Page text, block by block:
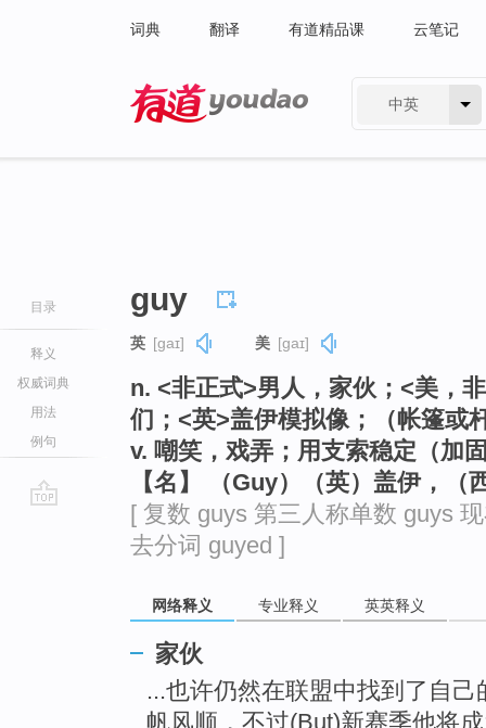
词典 翻译 有道精品课 云笔记
中英
目录
释义
权威词典
用法
例句
guy
英 [ɡaɪ] 美 [ɡaɪ]
n. <非正式>男人，家伙；<美，
们；<英>盖伊模拟像；（帐篷或
v. 嘲笑，戏弄；用支索稳定（加
【名】 （Guy）（英）盖伊，
[ 复数 guys 第三人称单数 guys
去分词 guyed ]
网络释义 专业释义 英英释义
家伙
...也许仍然在联盟中找到了自
帆风顺，不过(But)新赛季他将